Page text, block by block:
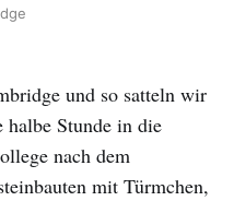
und so satteln wir
halbe Stunde in die
nach dem
mit Türmchen,